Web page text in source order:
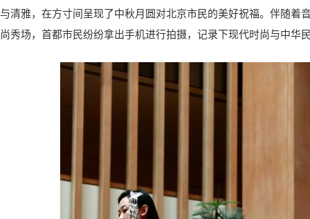
与清雅，在方寸间呈现了中秋月圆对北京市民的美好祝福。伴随着
尚秀场，首都市民纷纷拿出手机进行拍摄，记录下现代时尚与中华